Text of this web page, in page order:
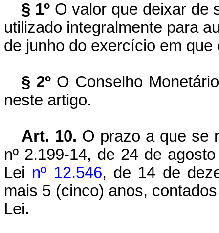
§ 1ºO valor que deixar de
utilizado integralmente para
de junho do exercício em
§ 2º O Conselho
neste artigo.
Art. 10. O prazo a que se
nº 2.199-14, de 24 de
Lei nº 12.546, de 14 de
mais 5 (cinco) anos,
Lei.